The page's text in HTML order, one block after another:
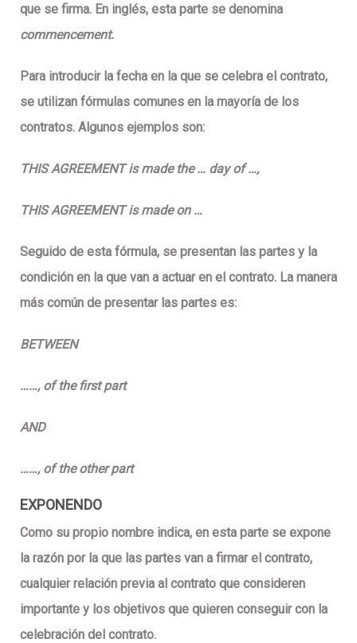
que se firma. En inglés, esta parte se denomina
commencement.
Para introducir la fecha en la que se celebra el contrato,
se utilizan fórmulas comunes en la mayoría de los
contratos. Algunos ejemplos son:
THIS AGREEMENT is made the … day of …,
THIS AGREEMENT is made on …
Seguido de esta fórmula, se presentan las partes y la
condición en la que van a actuar en el contrato. La manera
más común de presentar las partes es:
BETWEEN
……, of the first part
AND
……, of the other part
EXPONENDO
Como su propio nombre indica, en esta parte se expone
la razón por la que las partes van a firmar el contrato,
cualquier relación previa al contrato que consideren
importante y los objetivos que quieren conseguir con la
celebración del contrato.